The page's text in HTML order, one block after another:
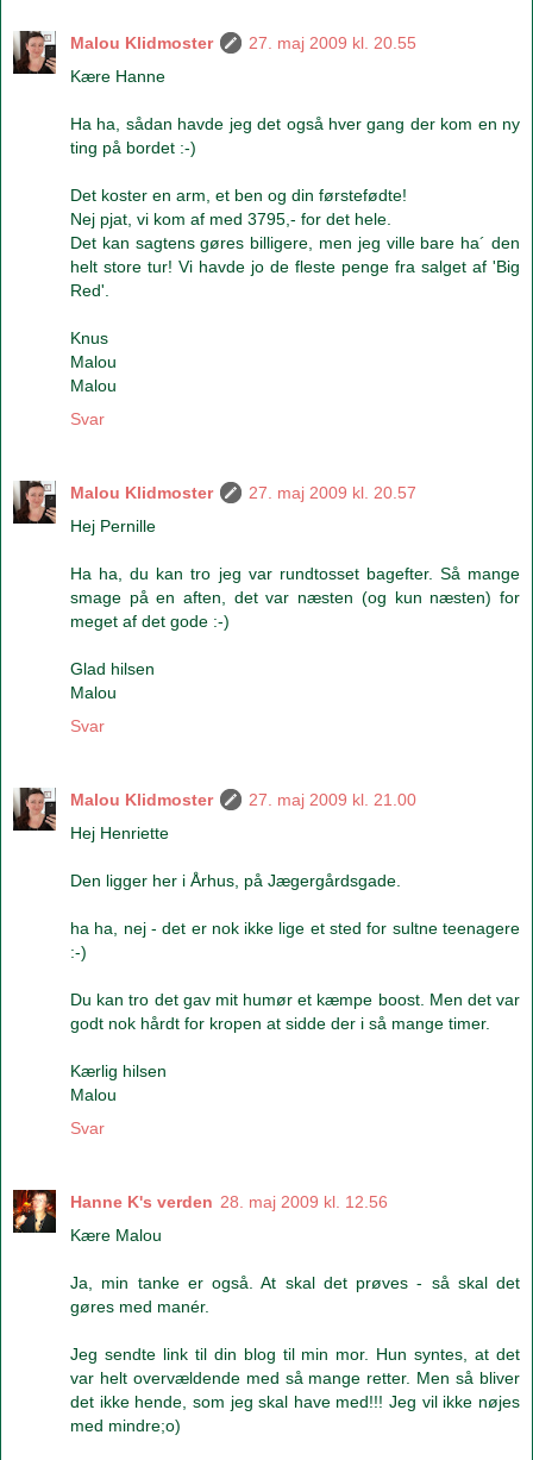
Malou Klidmoster
27. maj 2009 kl. 20.55
Kære Hanne
Ha ha, sådan havde jeg det også hver gang der kom en ny
ting på bordet :-)
Det koster en arm, et ben og din førstefødte!
Nej pjat, vi kom af med 3795,- for det hele.
Det kan sagtens gøres billigere, men jeg ville bare ha´ den
helt store tur! Vi havde jo de fleste penge fra salget af 'Big
Red'.
Knus
Malou
Malou
Svar
Malou Klidmoster
27. maj 2009 kl. 20.57
Hej Pernille
Ha ha, du kan tro jeg var rundtosset bagefter. Så mange
smage på en aften, det var næsten (og kun næsten) for
meget af det gode :-)
Glad hilsen
Malou
Svar
Malou Klidmoster
27. maj 2009 kl. 21.00
Hej Henriette
Den ligger her i Århus, på Jægergårdsgade.
ha ha, nej - det er nok ikke lige et sted for sultne teenagere
:-)
Du kan tro det gav mit humør et kæmpe boost. Men det var
godt nok hårdt for kropen at sidde der i så mange timer.
Kærlig hilsen
Malou
Svar
Hanne K's verden 28. maj 2009 kl. 12.56
Kære Malou
Ja, min tanke er også. At skal det prøves - så skal det
gøres med manér.
Jeg sendte link til din blog til min mor. Hun syntes, at det
var helt overvældende med så mange retter. Men så bliver
det ikke hende, som jeg skal have med!!! Jeg vil ikke nøjes
med mindre;o)